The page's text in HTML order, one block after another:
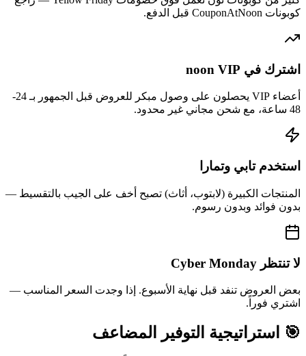
كوبونات CouponAtNoon قبل الدفع.
اشترك في noon VIP
أعضاء VIP يحصلون على وصول مبكر للعروض قبل الجمهور بـ 24-
48 ساعة، مع شحن مجاني غير محدود.
استخدم تابي وتمارا
المنتجات الكبيرة (لابتوب، أثاث) تصبح أخف على الجيب بالتقسيط —
بدون فوائد وبدون رسوم.
لا تنتظر Cyber Monday
بعض العروض تنفد قبل نهاية الأسبوع. إذا وجدت السعر المناسب —
اشتري فوراً.
🎯 استراتيجية التوفير المضاعف